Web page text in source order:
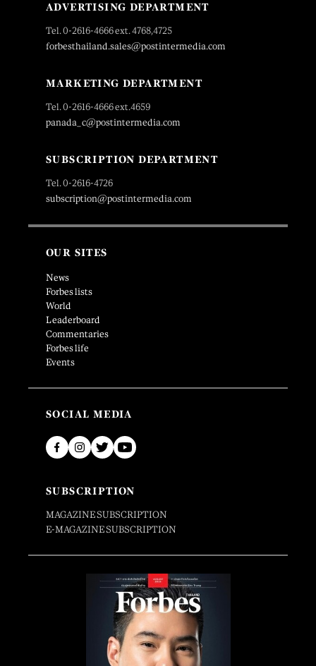
ADVERTISING DEPARTMENT
Tel. 0-2616-4666 ext. 4768,4725
forbesthailand.sales@postintermedia.com
MARKETING DEPARTMENT
Tel. 0-2616-4666 ext.4659
panada_c@postintermedia.com
SUBSCRIPTION DEPARTMENT
Tel. 0-2616-4726
subscription@postintermedia.com
OUR SITES
News
Forbes lists
World
Leaderboard
Commentaries
Forbes life
Events
SOCIAL MEDIA
SUBSCRIPTION
MAGAZINE SUBSCRIPTION
E-MAGAZINE SUBSCRIPTION